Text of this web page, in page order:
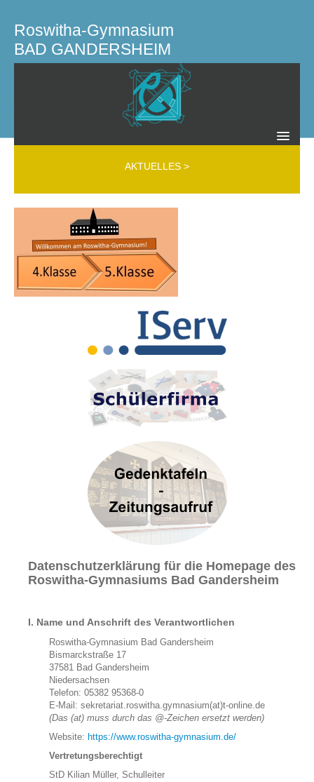
Roswitha-Gymnasium
BAD GANDERSHEIM
Mobbing Interventions Team (MIT)
Beratungslehrer
Schülerfirma
Schülervertretung
Schulelternrat
Elternverein
INFORMATIONEN & FORMULARE KONZEPTE
Schulordnung/Pausenordnung
Information & Formulare
Fächervorstellung
SCHULLEBEN & AKTUELLES
Aktuelle Berichte
Geschichte des Gymnasiums
Bibliothek
Roswitha von Gandersheim
Schüleraustausch Skegness - Bericht
Schulfahrten
Vorstellung der Schule und Fotorundgang
Bildergalerie
Abiturjahrgänge
Verpflegung
Sprachzertifikate
SEKUNDARSTUFE I
Arbeitsgemeinschaften
AKTUELLES >
Datenschutzerklärung für die Homepage des
Roswitha-Gymnasiums Bad Gandersheim
I. Name und Anschrift des Verantwortlichen
Roswitha-Gymnasium Bad Gandersheim
Bismarckstraße 17
37581 Bad Gandersheim
Niedersachsen
Telefon: 05382 95368-0
E-Mail: sekretariat.roswitha.gymnasium(at)t-online.de
(Das (at) muss durch das @-Zeichen ersetzt werden)
Website: https://www.roswitha-gymnasium.de/
Vertretungsberechtigt
StD Kilian Müller, Schulleiter